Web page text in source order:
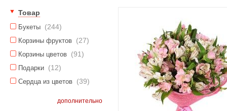
Товар
Букеты (244)
Корзины фруктов (27)
Корзины цветов (91)
Подарки (12)
Сердца из цветов (39)
дополнительно